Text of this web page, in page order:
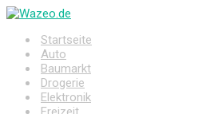
Zum
springenStartseite
Auto
Baumarkt
Drogerie
Elektronik